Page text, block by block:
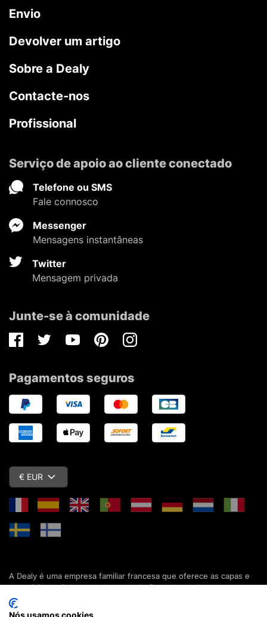
Envio
Devolver um artigo
Sobre a Dealy
Contacte-nos
Profissional
Serviço de apoio ao cliente conectado
Telefone ou SMS
Fale connosco
Messenger
Mensagens instantâneas
Twitter
Mensagem privada
Junte-se à comunidade
FacebookTwitterYoutubePinterestInstagram
Pagamentos seguros
€ EUR
A Dealy é uma empresa familiar francesa que oferece as capas e
acessórios mais baratos do mercado. Descubra todas as nossas
colecções de capas, estojos, protecções de ecrã e acessórios
para o seu smartphone, tablet, computador ou relógio conectado.